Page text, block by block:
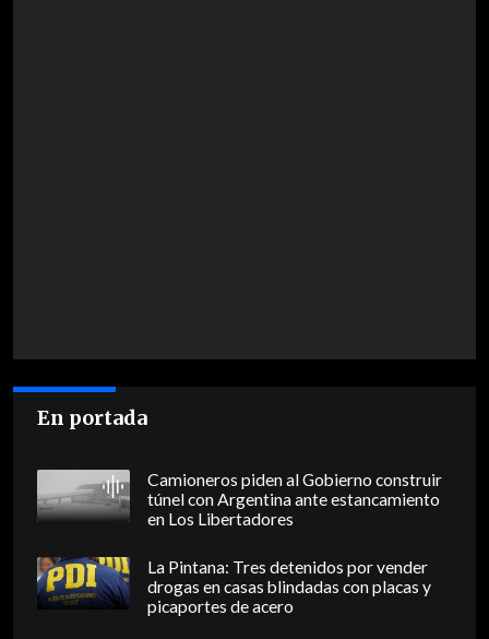
En portada
Camioneros piden al Gobierno construir
túnel con Argentina ante estancamiento
en Los Libertadores
La Pintana: Tres detenidos por vender
drogas en casas blindadas con placas y
picaportes de acero